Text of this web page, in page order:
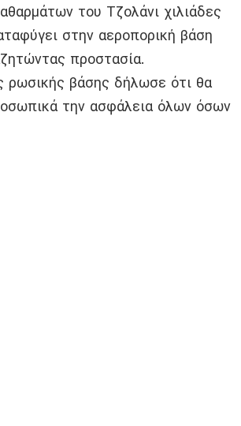
του Τζολάνι χιλιάδες
στην αεροπορική βάση
προστασία.
ρωσικής βάσης δήλωσε ότι θα
την ασφάλεια όλων όσων